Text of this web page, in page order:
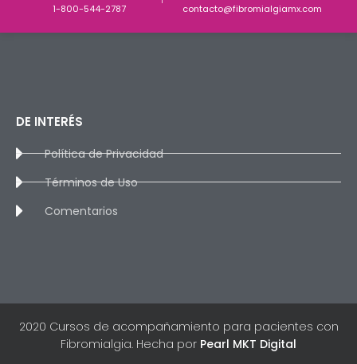
1-800-544-2787 contacto@fibromialgiamx.com
DE INTERÉS
Política de Privacidad
Términos de Uso
Comentarios
2020 Cursos de acompañamiento para pacientes con
Fibromialgia. Hecha por Pearl MKT Digital